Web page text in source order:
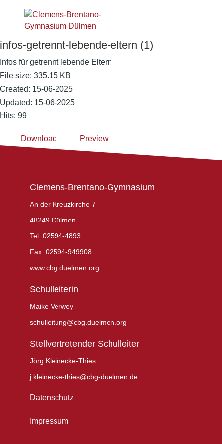
infos-getrennt-lebende-eltern (1)
Infos für getrennt lebende Eltern
File size: 335.15 KB
Created: 15-06-2025
Updated: 15-06-2025
Hits: 99
Download Preview
Clemens-Brentano-Gymnasium
An der Kreuzkirche 7
48249 Dülmen
Tel: 02594-4893
Fax: 02594-949908
www.cbg.duelmen.org
Schulleiterin
Maike Verwey
schulleitung@cbg.duelmen.org
Stellvertretender Schulleiter
Jörg Kleinecke-Thies
j.kleinecke-thies@cbg-duelmen.de
Datenschutz
Impressum